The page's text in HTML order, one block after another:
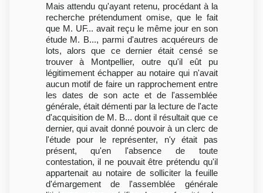
Mais attendu qu'ayant retenu, procédant à la
recherche prétendument omise, que le fait
que M. UF... avait reçu le même jour en son
étude M. B..., parmi d'autres acquéreurs de
lots, alors que ce dernier était censé se
trouver à Montpellier, outre qu'il eût pu
légitimement échapper au notaire qui n'avait
aucun motif de faire un rapprochement entre
les dates de son acte et de l'assemblée
générale, était démenti par la lecture de l'acte
d'acquisition de M. B... dont il résultait que ce
dernier, qui avait donné pouvoir à un clerc de
l'étude pour le représenter, n'y était pas
présent, qu'en l'absence de toute
contestation, il ne pouvait être prétendu qu'il
appartenait au notaire de solliciter la feuille
d'émargement de l'assemblée générale